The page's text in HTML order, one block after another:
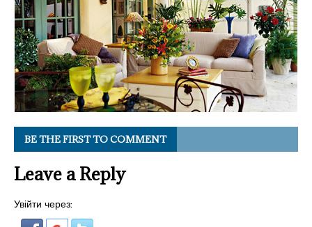
BE THE FIRST TO COMMENT
Leave a Reply
Увійти через: